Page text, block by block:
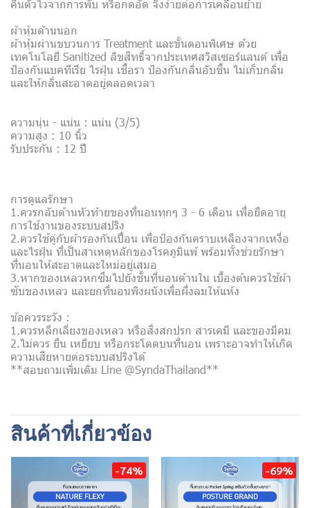
คืนตัวไวจากการพับ หรือกดอัด จึงง่ายต่อการเคลื่อนย้าย
ผ้าหุ้มด้านนอก
ผ้าหุ้มผ่านขบวนการ Treatment และขั้นตอนพิเศษ ด้วย
เทคโนโลยี Sanitized ลิขสิทธิ์จากประเทศสวิสเซอร์แลนด์ เพื่อ
ป้องกันแบคทีเรีย ไรฝุ่น เชื้อรา ป้องกันกลิ่นอับชื้น ไม่เก็บกลิ่น
และให้กลิ่นสะอาดอยู่ตลอดเวลา
ความนุ่น - แน่น : แน่น (3/5)
ความสูง : 10 นิ้ว
รับประกัน : 12 ปี
การดูแลรักษา
1.ควรกลับด้านหัวท้ายของที่นอนทุกๆ 3 - 6 เดือน เพื่อยืดอายุ
การใช้งานของระบบสปริง
2.ควรใช้คู่กับผ้ารองกันเปื้อน เพื่อป้องกันคราบเหลืองจากเหงื่อ
และไรฝุ่น ที่เป็นสาเหตุหลักของโรคภูมิแพ้ พร้อมทั้งช่วยรักษา
ที่นอนให้สะอาดและใหม่อยู่เสมอ
3.หากของเหลวหกซึมไปยังชั้นที่นอนด้านใน เบื้องต้นควรใช้ผ้า
ซับของเหลว และยกที่นอนพิงผนังเพื่อผึ่งลมให้แห้ง
ข้อควรระวัง :
1.ควรหลีกเลี่ยงของเหลว หรือสิ่งสกปรก สารเคมี และของมีคม
2.ไม่ควร ยืน เหยียบ หรือกระโดดบนที่นอน เพราะอาจทำให้เกิด
ความเสียหายต่อระบบสปริงได้
**สอบถามเพิ่มเติม Line @SyndaThailand**
สินค้าที่เกี่ยวข้อง
-74% -69%